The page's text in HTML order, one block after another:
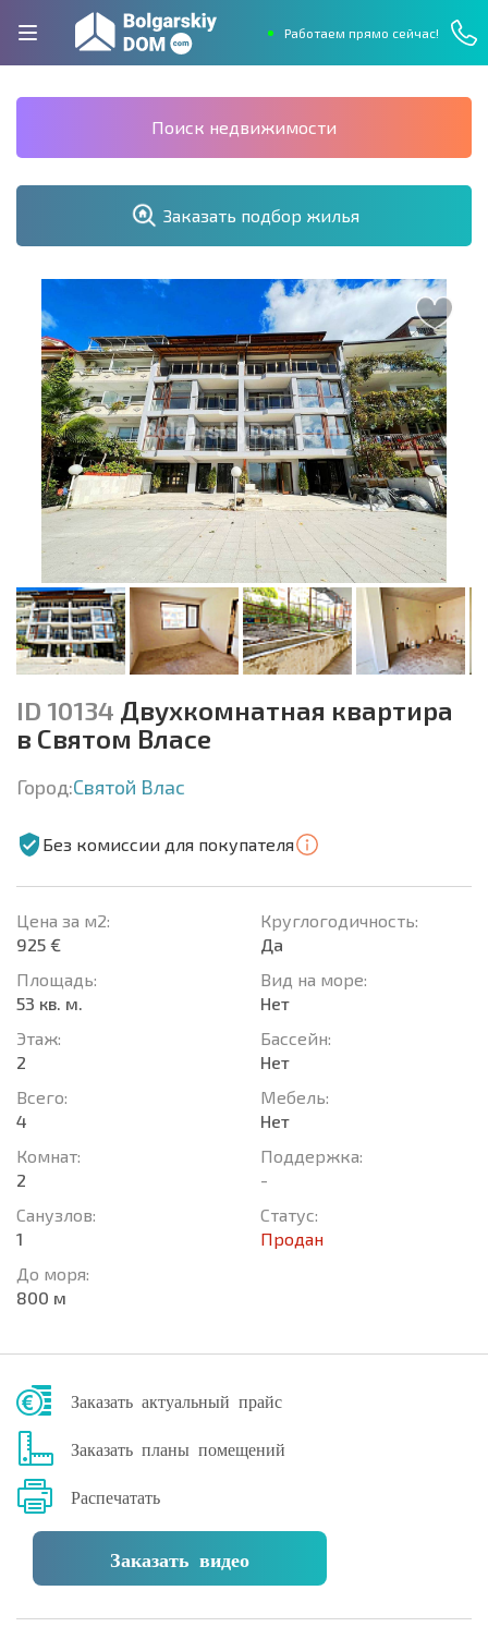
Работаем прямо сейчас!
Поиск недвижимости
Заказать подбор жилья
ID 10134 Двухкомнатная квартира
в Святом Власе
Город:Святой Влас
Без комиссии для покупателя
Цена за м2:
925 €
Площадь:
53 кв. м.
Этаж:
2
Всего:
4
Комнат:
2
Санузлов:
1
До моря:
800 м
Круглогодичность:
Да
Вид на море:
Нет
Басcейн:
Нет
Мебель:
Нет
Поддержка:
-
Статус:
Продан
Заказать актуальный прайс
Заказать планы помещений
Распечатать
Заказать видео